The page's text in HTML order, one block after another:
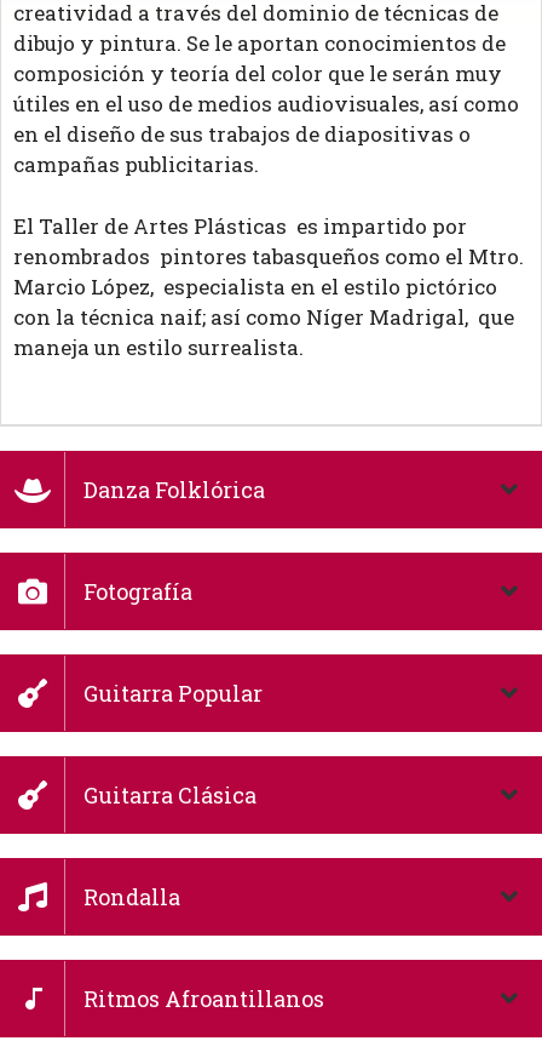
creatividad a través del dominio de técnicas de
dibujo y pintura. Se le aportan conocimientos de
composición y teoría del color que le serán muy
útiles en el uso de medios audiovisuales, así como
en el diseño de sus trabajos de diapositivas o
campañas publicitarias.
El Taller de Artes Plásticas es impartido por
renombrados pintores tabasqueños como el Mtro.
Marcio López, especialista en el estilo pictórico
con la técnica naif; así como Níger Madrigal, que
maneja un estilo surrealista.
Danza Folklórica
Fotografía
Guitarra Popular
Guitarra Clásica
Rondalla
Ritmos Afroantillanos